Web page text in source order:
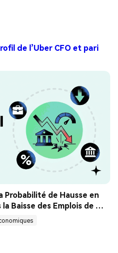
de l’Uber CFO et pari
Probabilité de Hausse en
Baisse des Emplois de